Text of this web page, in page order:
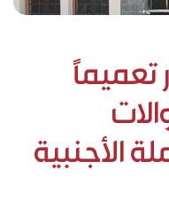
تعميمًا
الأجنبية